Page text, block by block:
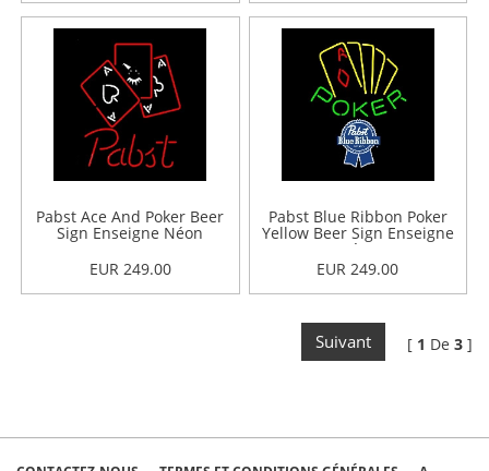
Pabst Ace And Poker Beer
Sign Enseigne Néon
EUR 249.00
Pabst Blue Ribbon Poker
Yellow Beer Sign Enseigne
Néon
EUR 249.00
[ 1 De 3 ]
Suivant